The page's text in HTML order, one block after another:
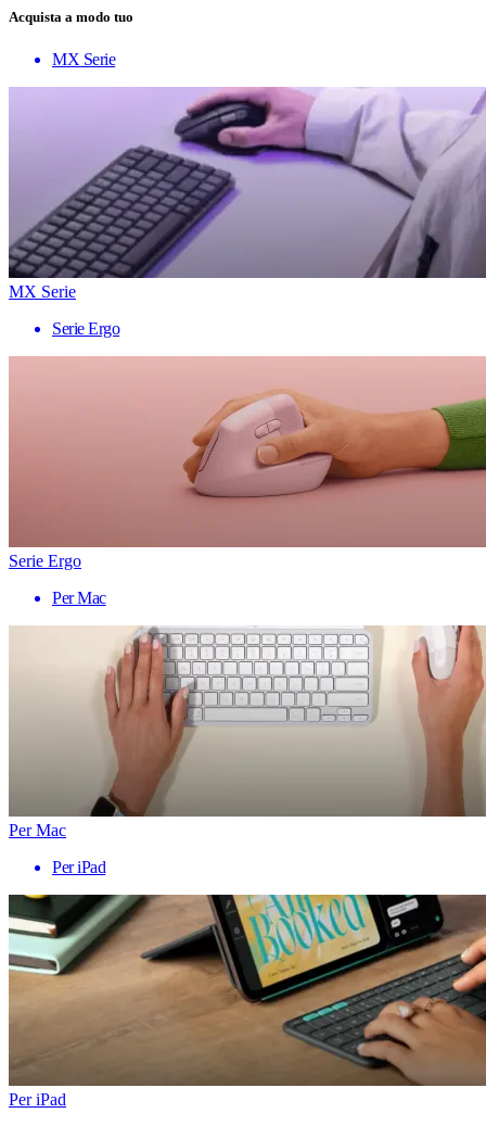
Acquista a modo tuo
MX Serie
MX Serie
Serie Ergo
Serie Ergo
Per Mac
Per Mac
Per iPad
Per iPad